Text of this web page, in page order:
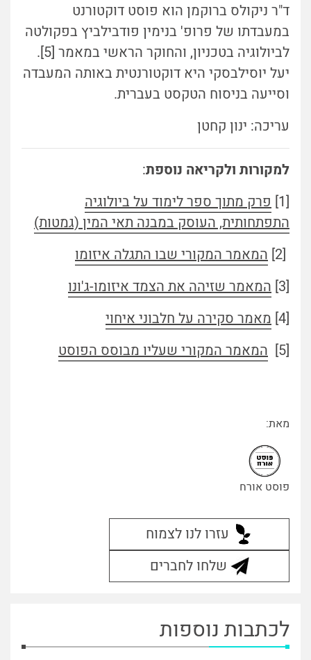
ד"ר ניקולס ברוקמן הוא פוסט דוקטורנט
במעבדתו של פרופ' בנימין פודבילביץ בפקולטה
לביולוגיה בטכניון, והחוקר הראשי במאמר [5].
יעל יוסילבסקי היא דוקטורנטית באותה המעבדה
וסייעה בניסוח הטקסט בעברית.
עריכה: ינון קחטן
למקורות ולקריאה נוספת:
[1]
פרק מתוך ספר לימוד על ביולוגיה
התפתחותית, העוסק במבנה תאי המין (גמטות)
[2]
המאמר המקורי שבו התגלה איזומו
[3]
המאמר שזיהה את הצמד איזומו-ג'ונו
[4]
מאמר סקירה על חלבוני איחוי
[5]
המאמר המקורי שעליו מבוסס הפוסט
מאת:
פוסט אורח
עזרו לנו לצמוח
שלחו לחברים
לכתבות נוספות